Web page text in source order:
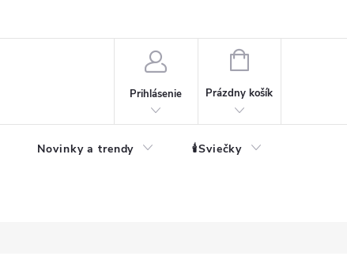
informácie
Prihlásenie
NÁKUPNÝ
Prázdny košík
Novinky a trendy 🕯️Sviečky